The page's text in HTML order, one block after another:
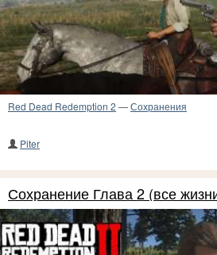
Red Dead Redemption 2 —Сохранения
Piter
Сохранение Глава 2 (все